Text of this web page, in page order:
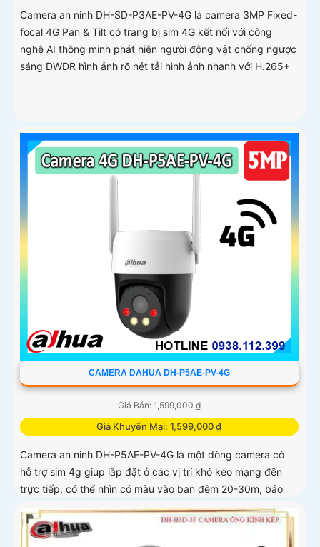
Camera an ninh DH-SD-P3AE-PV-4G là camera 3MP Fixed-
focal 4G Pan & Tilt có trang bị sim 4G kết nối với công
nghệ AI thông minh phát hiện người động vật chống ngược
sáng DWDR hình ảnh rõ nét tải hình ảnh nhanh với H.265+
CAMERA DAHUA DH-P5AE-PV-4G
Giá Bán: 1,599,000 ₫
Giá Khuyến Mại: 1,599,000 ₫
Camera an ninh DH-P5AE-PV-4G là một dòng camera có
hỗ trợ sim 4g giúp lắp đặt ở các vị trí khó kéo mạng đến
trực tiếp, có thể nhìn có màu vào ban đêm 20-30m, báo
động còi hú và đèn chớp tại chỗ, tích hợp khả năng quay
xoay 360 độ ấn tượng, chống nước IP 66